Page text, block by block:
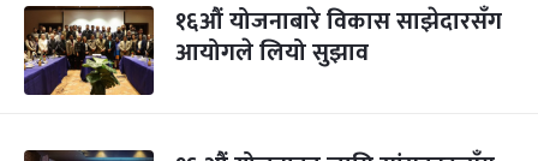
१६औं योजनाबारे विकास साझेदारसँग
आयोगले लियो सुझाव